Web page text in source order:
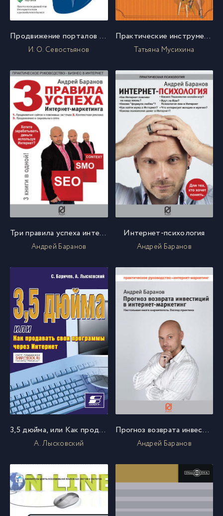
Продвижение порталов и интернет-магазинов
И. О. Севостьянов
Практические инструменты интернет-маркетинга
Татьяна Мусихина
Три правила успеха интернет-маркетинга
Андрей Баранов
Интернет-психология
Андрей Баранов
3,5 дюйма, или Как продавать свои программы через Интернет
А. Лысковский
Прогноз возврата инвестиций в интернет-маркетинг. Настольная книга маркетолога. Взгляд практика
Андрей Баранов